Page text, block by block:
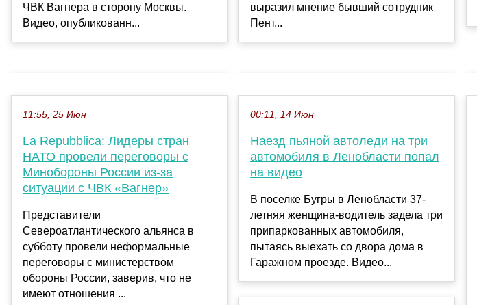
ЧВК Вагнера в сторону Москвы.
Видео, опубликованн...
выразил мнение бывший сотрудник
Пент...
11:55, 25 Июн
La Repubblica: Лидеры стран
НАТО провели переговоры с
Минобороны России из-за
ситуации с ЧВК «Вагнер»
Представители
Североатлантического альянса в
субботу провели неформальные
переговоры с министерством
обороны России, заверив, что не
имеют отношения ...
00:11, 14 Июн
Наезд пьяной автоледи на три
автомобиля в Ленобласти попал
на видео
В поселке Бугры в Ленобласти 37-
летняя женщина-водитель задела три
припаркованных автомобиля,
пытаясь выехать со двора дома в
Гаражном проезде. Видео...